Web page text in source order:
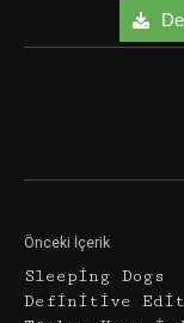
Önceki İçerik
Sleeping Dogs
Definitive